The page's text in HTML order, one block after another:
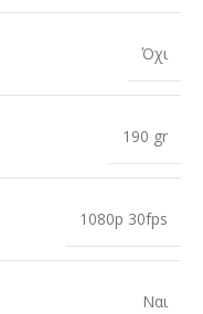
Όχι
190 gr
1080p 30fps
Ναι